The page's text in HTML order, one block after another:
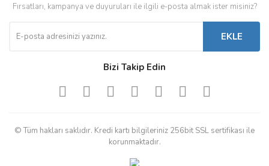
Fırsatları, kampanya ve duyuruları ile ilgili e-posta almak ister misiniz?
EKLE
Bizi Takip Edin
© Tüm hakları saklıdır. Kredi kartı bilgileriniz 256bit SSL sertifikası ile
korunmaktadır.